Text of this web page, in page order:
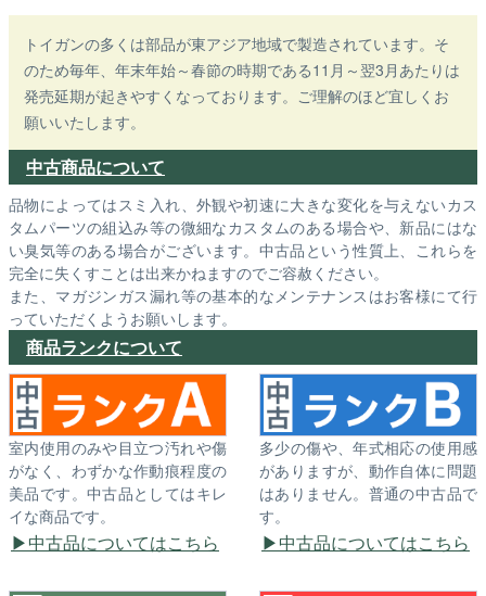
トイガンの多くは部品が東アジア地域で製造されています。そ
のため毎年、年末年始～春節の時期である11月～翌3月あたりは
発売延期が起きやすくなっております。ご理解のほど宜しくお
願いいたします。
中古商品について
品物によってはスミ入れ、外観や初速に大きな変化を与えないカス
タムパーツの組込み等の微細なカスタムのある場合や、新品にはな
い臭気等のある場合がございます。中古品という性質上、これらを
完全に失くすことは出来かねますのでご容赦ください。
また、マガジンガス漏れ等の基本的なメンテナンスはお客様にて行
っていただくようお願いします。
商品ランクについて
室内使用のみや目立つ汚れや傷
がなく、わずかな作動痕程度の
美品です。中古品としてはキレ
イな商品です。
中古品についてはこちら
多少の傷や、年式相応の使用感
がありますが、動作自体に問題
はありません。普通の中古品で
す。
中古品についてはこちら